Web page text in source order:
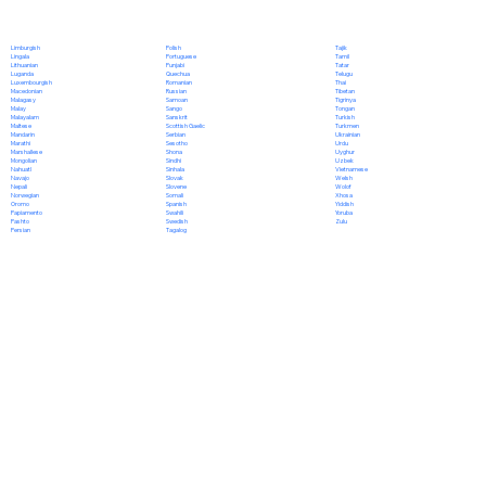
Limburgish
Lingala
Lithuanian
Luganda
Luxembourgish
Macedonian
Malagasy
Malay
Malayalam
Maltese
Mandarin
Marathi
Marshallese
Mongolian
Nahuatl
Navajo
Nepali
Norwegian
Oromo
Papiamento
Pashto
Persian
Polish
Portuguese
Punjabi
Quechua
Romanian
Russian
Samoan
Sango
Sanskrit
Scottish Gaelic
Serbian
Sesotho
Shona
Sindhi
Sinhala
Slovak
Slovene
Somali
Spanish
Swahili
Swedish
Tagalog
Tajik
Tamil
Tatar
Telugu
Thai
Tibetan
Tigrinya
Tongan
Turkish
Turkmen
Ukrainian
Urdu
Uyghur
Uzbek
Vietnamese
Welsh
Wolof
Xhosa
Yiddish
Yoruba
Zulu